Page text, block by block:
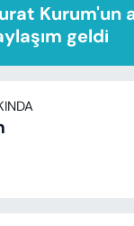
Kurum'un
geldi